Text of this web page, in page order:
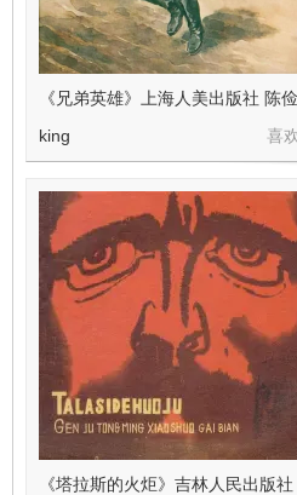
《兄弟英雄》上海人美出版社 陈俭
喜
king
《塔拉斯的火炬》吉林人民出版